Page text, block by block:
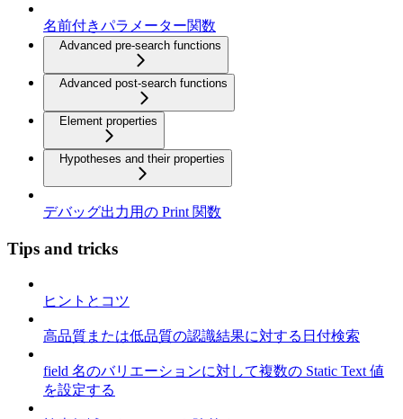
名前付きパラメーター関数
Advanced pre-search functions
Advanced post-search functions
Element properties
Hypotheses and their properties
デバッグ出力用の Print 関数
Tips and tricks
ヒントとコツ
高品質または低品質の認識結果に対する日付検索
field 名のバリエーションに対して複数の Static Text 値
を設定する